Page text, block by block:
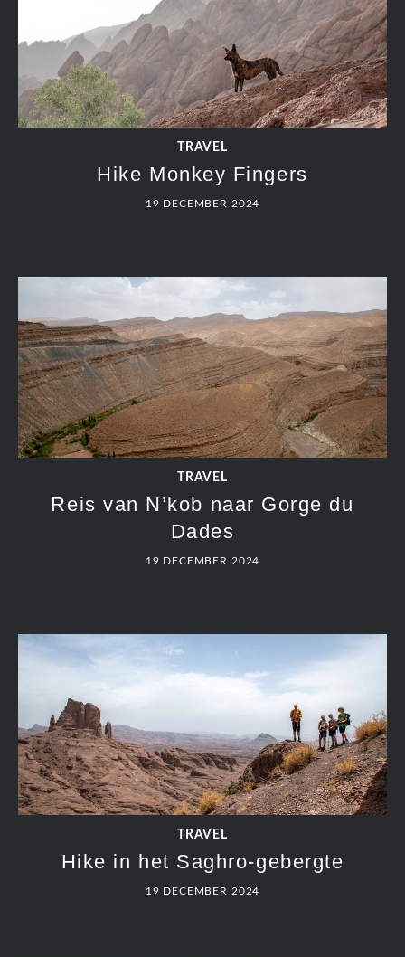
TRAVEL
Hike Monkey Fingers
19 DECEMBER 2024
TRAVEL
Reis van N’kob naar Gorge du
Dades
19 DECEMBER 2024
TRAVEL
Hike in het Saghro-gebergte
19 DECEMBER 2024